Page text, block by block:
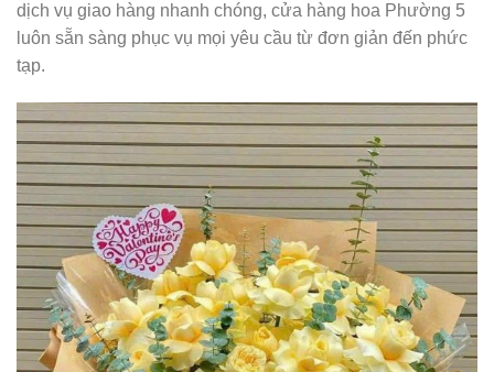
dịch vụ giao hàng nhanh chóng, cửa hàng hoa Phường 5
luôn sẵn sàng phục vụ mọi yêu cầu từ đơn giản đến phức
tạp.